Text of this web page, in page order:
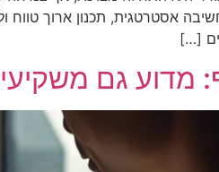
אסטרטגית, תכנון ארוך טווח
[…]
מדוע גם